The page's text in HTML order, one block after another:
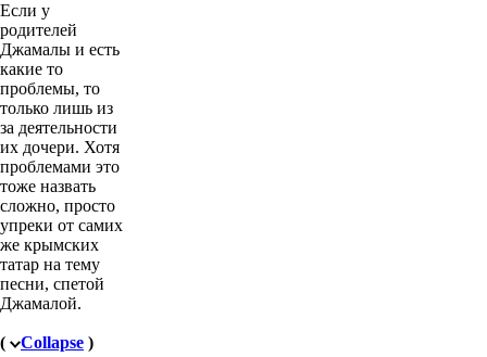
Если у
родителей
Джамалы и есть
какие то
проблемы, то
только лишь из
за деятельности
их дочери. Хотя
проблемами это
тоже назвать
сложно, просто
упреки от самих
же крымских
татар на тему
песни, спетой
Джамалой.
( Collapse )